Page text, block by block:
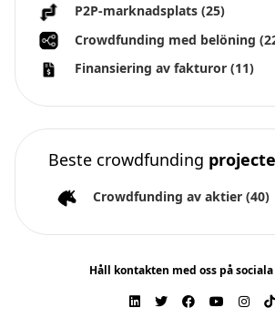
P2P-marknadsplats (25)
Crowdfunding med belöning
Finansiering av fakturor (11)
Beste crowdfunding
Crowdfunding av aktier (40)
Håll kontakten med oss på